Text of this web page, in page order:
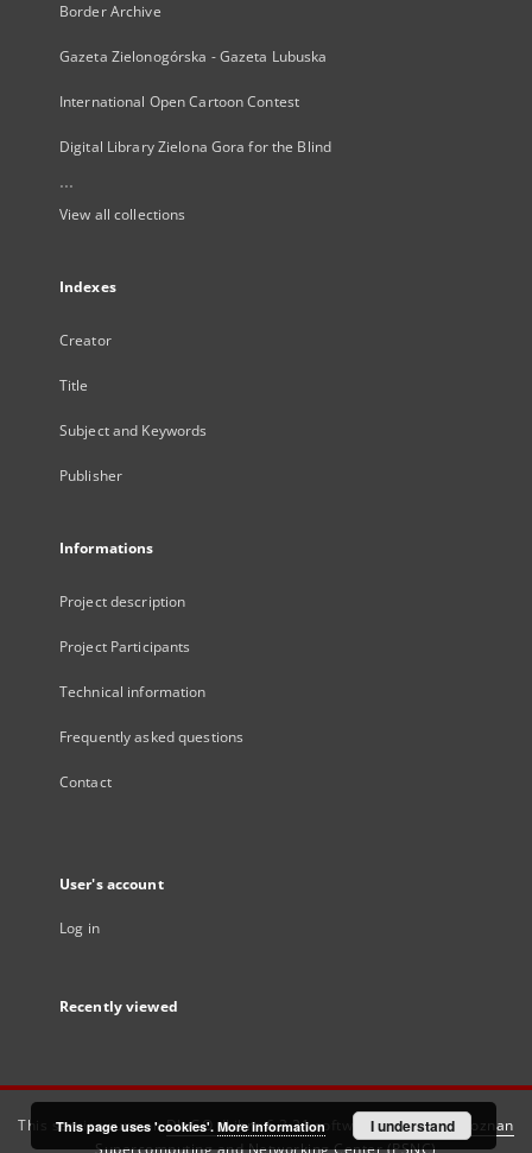
Border Archive
Gazeta Zielonogórska - Gazeta Lubuska
International Open Cartoon Contest
Digital Library Zielona Gora for the Blind
...
View all collections
Indexes
Creator
Title
Subject and Keywords
Publisher
Informations
Project description
Project Participants
Technical information
Frequently asked questions
Contact
User's account
Log in
Recently viewed
This service runs onDInGO dLibra 6.3.21software created by
Poznan
Supercomputing and Networking Center (PSNC)
This page uses 'cookies'. More information I understand